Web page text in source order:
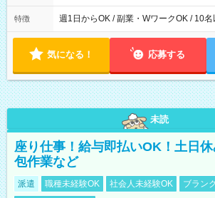
特徴 週1日からOK / 副業・WワークOK / 10
気になる！ 応募する
未読
座り仕事！給与即払いOK！土日
包作業など
派遣 職種未経験OK 社会人未経験OK
ブラン